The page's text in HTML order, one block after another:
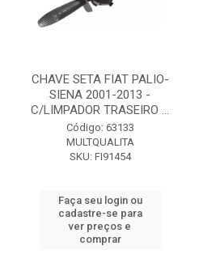
CHAVE SETA FIAT PALIO-
SIENA 2001-2013 -
C/LIMPADOR TRASEIRO ...
Código: 63133
MULTQUALITA
SKU: FI91454
Faça seu login ou
cadastre-se para
ver preços e
comprar